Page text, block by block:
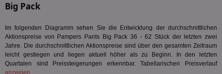
Big Pack
Im folgenden Diagramm sehen Sie die Entwicklung der durchschnittlichen
Aktionspreise von Pampers Pants Big Pack 36 - 62 Stück der letzten zwei
Jahre. Die durchschnittlichen Aktionspreise sind über den gesamten Zeitraum
leicht gestiegen und liegen aktuell höher als zu Beginn. In den letzten
Quartalen sind Preissteigerungen erkennbar. Tabellarischen Preisverlauf
anzeigen.